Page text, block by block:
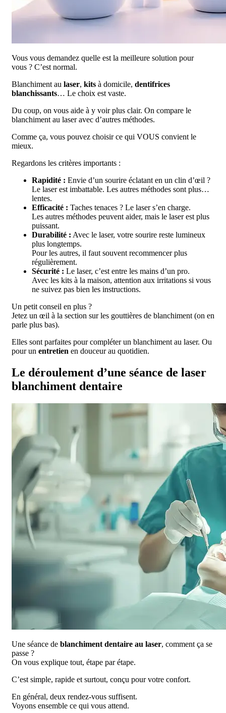
Vous vous demandez quelle est la meilleure solution pour
vous ? C’est normal.
Blanchiment au laser, kits à domicile, dentifrices
blanchissants… Le choix est vaste.
Du coup, on vous aide à y voir plus clair. On compare le
blanchiment au laser avec d’autres méthodes.
Comme ça, vous pouvez choisir ce qui VOUS convient le
mieux.
Regardons les critères importants :
Rapidité : Envie d’un sourire éclatant en un clin d’œil ?
Le laser est imbattable. Les autres méthodes sont plus…
lentes.
Efficacité : Taches tenaces ? Le laser s’en charge.
Les autres méthodes peuvent aider, mais le laser est plus
puissant.
Durabilité : Avec le laser, votre sourire reste lumineux
plus longtemps.
Pour les autres, il faut souvent recommencer plus
régulièrement.
Sécurité : Le laser, c’est entre les mains d’un pro.
Avec les kits à la maison, attention aux irritations si vous
ne suivez pas bien les instructions.
Un petit conseil en plus ?
Jetez un œil à la section sur les gouttières de blanchiment (on en
parle plus bas).
Elles sont parfaites pour compléter un blanchiment au laser. Ou
pour un entretien en douceur au quotidien.
Le déroulement d’une séance de laser
blanchiment dentaire
Une séance de blanchiment dentaire au laser, comment ça se
passe ?
On vous explique tout, étape par étape.
C’est simple, rapide et surtout, conçu pour votre confort.
En général, deux rendez-vous suffisent.
Voyons ensemble ce qui vous attend.